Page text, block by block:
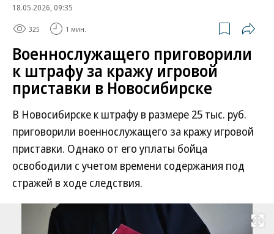
18.05.2026, 09:35
325 1 мин.
Военнослужащего приговорили
к штрафу за кражу игровой
приставки в Новосибирске
В Новосибирске к штрафу в размере 25 тыс. руб.
приговорили военнослужащего за кражу игровой
приставки. Однако от его уплаты бойца
освободили с учетом времени содержания под
стражей в ходе следствия.
Развернуть